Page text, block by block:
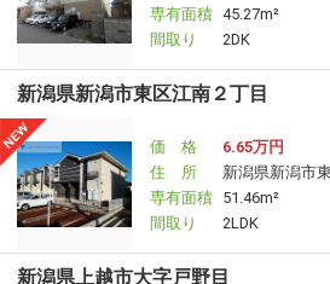
専有面積 45.27m²
間取り
2DK
新潟県新潟市東区江南２丁目
価 格
6.65万円
住 所
新潟県新潟市
専有面積 51.46m²
間取り
2LDK
新潟県上越市大字戸野目